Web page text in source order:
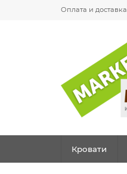
Оплата и доставка
Кровати